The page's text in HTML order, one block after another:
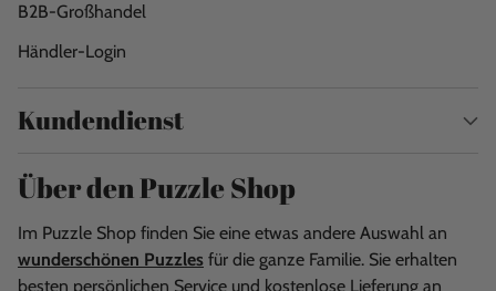
B2B-Großhandel
Händler-Login
Kundendienst
Über den Puzzle Shop
Im Puzzle Shop finden Sie eine etwas andere Auswahl an
wunderschönen Puzzles für die ganze Familie. Sie erhalten
besten persönlichen Service und kostenlose Lieferung an